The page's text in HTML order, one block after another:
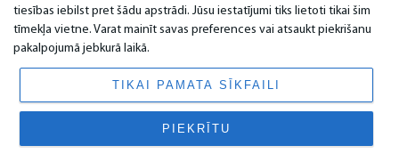
tiesības iebilst pret šādu apstrādi. Jūsu iestatījumi tiks lietoti tikai šim
tīmekļa vietne. Varat mainīt savas preferences vai atsaukt piekrišanu
pakalpojumā jebkurā laikā.
TIKAI PAMATA SĪKFAILI
PIEKRĪTU
© 2026 All Rights Reserved.
www.bm.market